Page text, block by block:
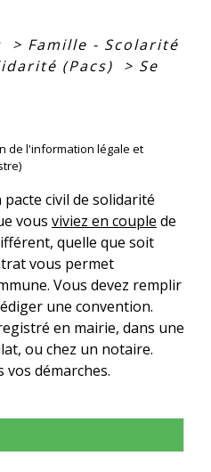
> Famille - Scolarité
(Pacs) > Se
de l'information légale et
civil de solidarité
vous viviez en couple de
quelle que soit
vous permet
Vous devez remplir
une convention.
en mairie, dans une
ou chez un notaire.
démarches.